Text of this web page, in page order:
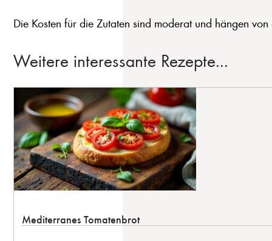
Die Kosten für die Zutaten sind moderat und hängen
Weitere interessante Rezepte...
Mediterranes Tomatenbrot